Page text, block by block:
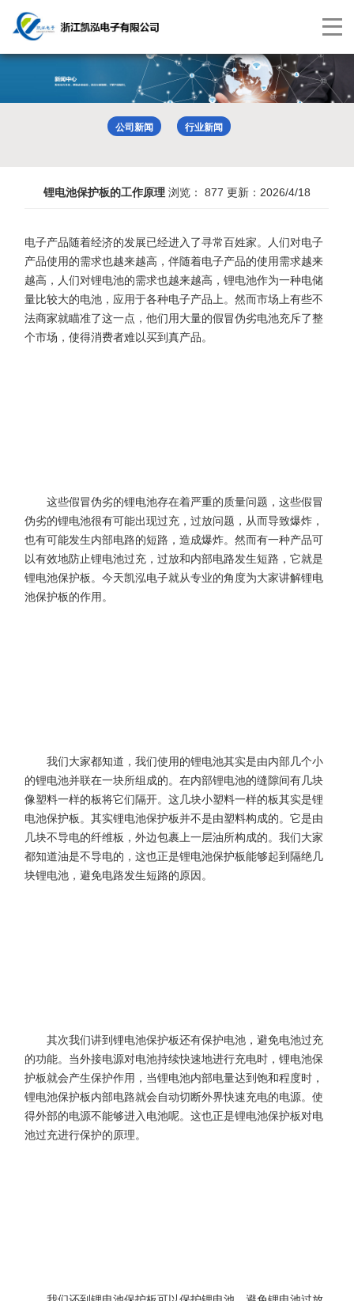
切
航
公司新闻 行业新闻
锂电池保护板的工作原理浏览： 877 更新：2026/4/18
电子产品随着经济的发展已经进入了寻常百姓家。人们对电子
产品使用的需求也越来越高，伴随着电子产品的使用需求越来
越高，人们对锂电池的需求也越来越高，锂电池作为一种电储
量比较大的电池，应用于各种电子产品上。然而市场上有些不
法商家就瞄准了这一点，他们用大量的假冒伪劣电池充斥了整
个市场，使得消费者难以买到真产品。
这些假冒伪劣的锂电池存在着严重的质量问题，这些假冒
伪劣的锂电池很有可能出现过充，过放问题，从而导致爆炸，
也有可能发生内部电路的短路，造成爆炸。然而有一种产品可
以有效地防止锂电池过充，过放和内部电路发生短路，它就是
锂电池保护板。今天凯泓电子就从专业的角度为大家讲解锂电
池保护板的作用。
我们大家都知道，我们使用的锂电池其实是由内部几个小
的锂电池并联在一块所组成的。在内部锂电池的缝隙间有几块
像塑料一样的板将它们隔开。这几块小塑料一样的板其实是锂
电池保护板。其实锂电池保护板并不是由塑料构成的。它是由
几块不导电的纤维板，外边包裹上一层油所构成的。我们大家
都知道油是不导电的，这也正是锂电池保护板能够起到隔绝几
块锂电池，避免电路发生短路的原因。
其次我们讲到锂电池保护板还有保护电池，避免电池过充
的功能。当外接电源对电池持续快速地进行充电时，锂电池保
护板就会产生保护作用，当锂电池内部电量达到饱和程度时，
锂电池保护板内部电路就会自动切断外界快速充电的电源。使
得外部的电源不能够进入电池呢。这也正是锂电池保护板对电
池过充进行保护的原理。